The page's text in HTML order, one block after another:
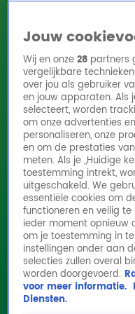
HomeActiesRadioshows DJ's
Radio luisteren
Volg Radio 10
Zoeken
HomeOnline Radio
Zo geef je je
voor een prikkie!
28 mei 2026, 13:28
Jouw
Wij en onze28 partners
vergelijkbare
over jou als gebruiker
en jouw apparaten. Als
selecteert, worden
om onze advertenties
personaliseren, onze
en om de prestaties
meten. Als je „Huidige
toestemming intrekt,
uitgeschakeld. We
essentiële cookies om
functioneren en veilig
ieder moment opnieuw
om je toestemming in
instellingen onder aan
selecties zullen overal
worden doorgevoerd.
voor meer informatie.
Diensten.